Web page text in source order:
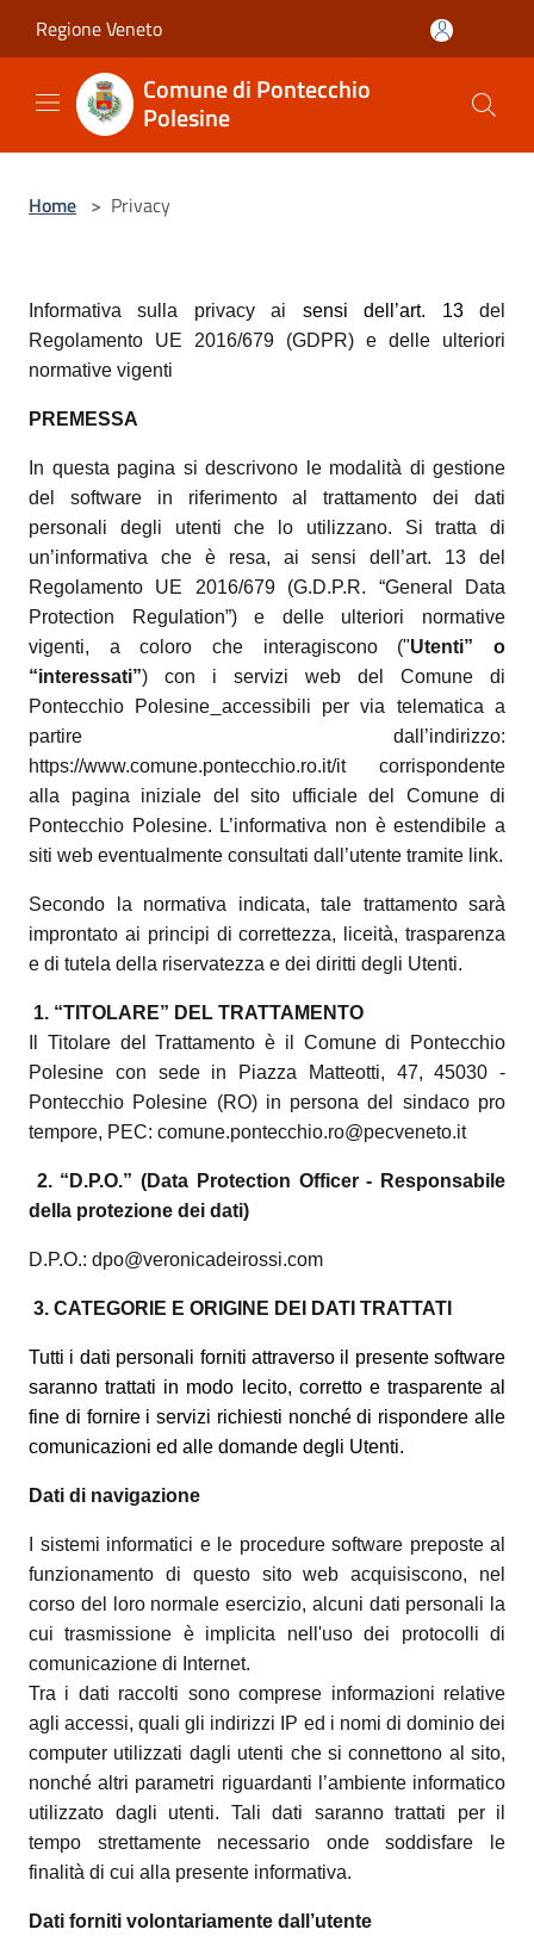
Regione Veneto
Comune di Pontecchio
Polesine
Home > Privacy
Informativa sulla privacy ai sensi dell’art. 13del
Regolamento UE 2016/679 (GDPR) e delle ulteriori
normative vigenti
PREMESSA
In questa pagina si descrivono le modalità di gestione
del software in riferimento al trattamento dei dati
personali degli utenti che lo utilizzano. Si tratta di
un’informativa che è resa, ai sensi dell’art. 13 del
Regolamento UE 2016/679 (G.D.P.R. “General Data
Protection Regulation”) e delle ulteriori normative
vigenti, a coloro che interagiscono ("Utenti” o
“interessati”) con i servizi web del Comune di
Pontecchio Polesine accessibili per via telematica a
partire dall’indirizzo:
https://www.comune.pontecchio.ro.it/it corrispondente
alla pagina iniziale del sito ufficiale del Comune di
Pontecchio Polesine. L’informativa non è estendibile a
siti web eventualmente consultati dall’utente tramite link.
Secondo la normativa indicata, tale trattamento sarà
improntato ai principi di correttezza, liceità, trasparenza
e di tutela della riservatezza e dei diritti degli Utenti.
1. “TITOLARE” DEL TRATTAMENTO
Il Titolare del Trattamento è il Comune di Pontecchio
Polesine con sede in Piazza Matteotti, 47, 45030 -
Pontecchio Polesine (RO) in persona del sindaco pro
tempore, PEC: comune.pontecchio.ro@pecveneto.it
2. “D.P.O.” (Data Protection Officer - Responsabile
della protezione dei dati)
D.P.O.: dpo@veronicadeirossi.com
3. CATEGORIE E ORIGINE DEI DATI TRATTATI
Tutti i dati personali forniti attraverso il presente software
saranno trattati in modo lecito, corretto e trasparente al
fine di fornire i servizi richiesti nonché di rispondere alle
comunicazioni ed alle domande degli Utenti.
Dati di navigazione
I sistemi informatici e le procedure software preposte al
funzionamento di questo sito web acquisiscono, nel
corso del loro normale esercizio, alcuni dati personali la
cui trasmissione è implicita nell'uso dei protocolli di
comunicazione di Internet.
Tra i dati raccolti sono comprese informazioni relative
agli accessi, quali gli indirizzi IP ed i nomi di dominio dei
computer utilizzati dagli utenti che si connettono al sito,
nonché altri parametri riguardanti l’ambiente informatico
utilizzato dagli utenti. Tali dati saranno trattati per il
tempo strettamente necessario onde soddisfare le
finalità di cui alla presente informativa.
Dati forniti volontariamente dall’utente